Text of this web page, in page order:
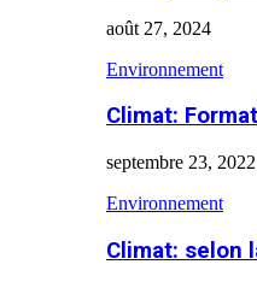
août 27, 2024
Environnement
Climat:
septembre 23, 2022
Environnement
Climat: selon